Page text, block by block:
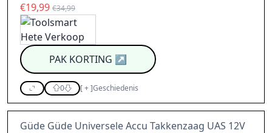
€19,99 €34,99
PAK KORTING ↗
0 [+]Geschiedenis
Güde Güde Universele Accu Takkenzaag UAS 12V